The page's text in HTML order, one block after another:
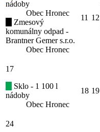
nádoby
Obec Hronec
Zmesový
komunálny odpad -
Brantner Gemer s.r.o.
Obec Hronec
11 12
17
Sklo - 1 100 l
nádoby
Obec Hronec
18 19
24